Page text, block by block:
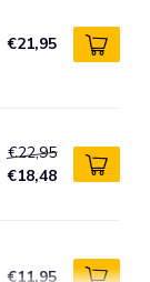
€21,95
€22,95
€18,48
€11,95